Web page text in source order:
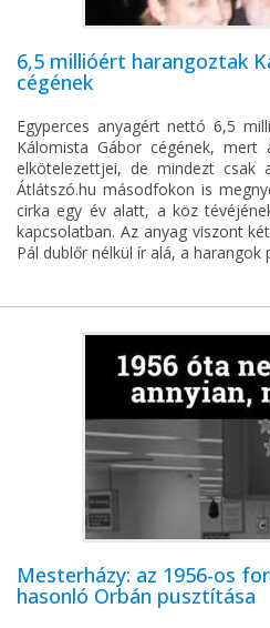
6,5 millióért harangoztak
cégének
Egyperces anyagért nettó 6,5
Kálomista Gábor cégének, mert
elkötelezettjei, de mindezt csak
Átlátszó.hu másodfokon is
cirka egy év alatt, a köz
kapcsolatban. Az anyag viszont
Pál dublőr nélkül ír alá, a harangok
Mesterházy: az 1956-os
hasonló Orbán pusztítása